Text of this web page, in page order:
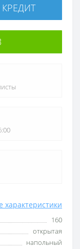
характеристики
160
открытая
напольный